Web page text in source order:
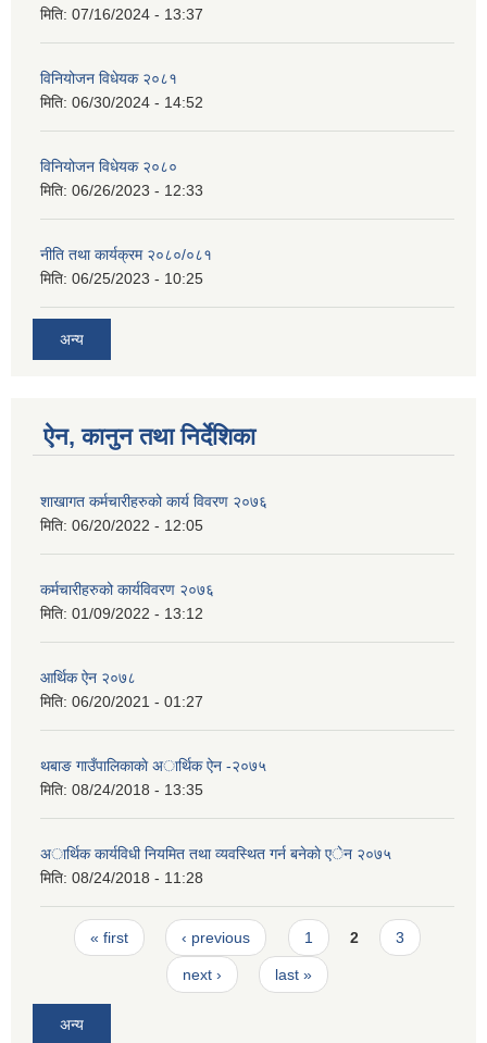
मिति: 07/16/2024 - 13:37
विनियोजन विधेयक २०८१
मिति: 06/30/2024 - 14:52
विनियोजन विधेयक २०८०
मिति: 06/26/2023 - 12:33
नीति तथा कार्यक्रम २०८०/०८१
मिति: 06/25/2023 - 10:25
अन्य
ऐन, कानुन तथा निर्देशिका
शाखागत कर्मचारीहरुको कार्य विवरण २०७६
मिति: 06/20/2022 - 12:05
कर्मचारीहरुको कार्यविवरण २०७६
मिति: 01/09/2022 - 13:12
आर्थिक ऐन २०७८
मिति: 06/20/2021 - 01:27
थबाङ गाउँपालिकाकाे अार्थिक ऐन -२०७५
मिति: 08/24/2018 - 13:35
अार्थिक कार्यविधी नियमित तथा व्यवस्थित गर्न बनेकाे एेन २०७५
मिति: 08/24/2018 - 11:28
Pages
« first ‹ previous 1 2 3
next › last »
अन्य